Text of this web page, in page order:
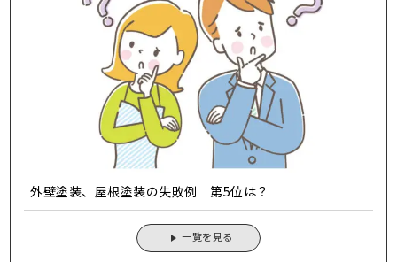
外壁塗装、屋根塗装の失敗例 第5位は？
一覧を見る